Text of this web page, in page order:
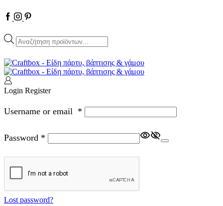
Facebook
Instagram
Pinterest
Products
search
Login Register
Username or email *
Password *
Lost password?